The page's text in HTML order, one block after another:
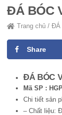
ĐÁ BÓC
Trang chủ / ĐÁ
Share
ĐÁ BÓC
Mã SP :
Chi tiết sản
– Chất liệu: